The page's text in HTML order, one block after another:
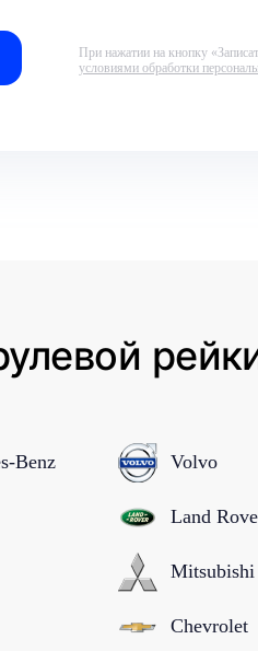
При нажатии на кнопку
условиями обработки
Benz Volvo
Land
Mitsubishi
Chevrolet